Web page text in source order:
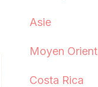
Asie
Moyen Orient
Costa Rica